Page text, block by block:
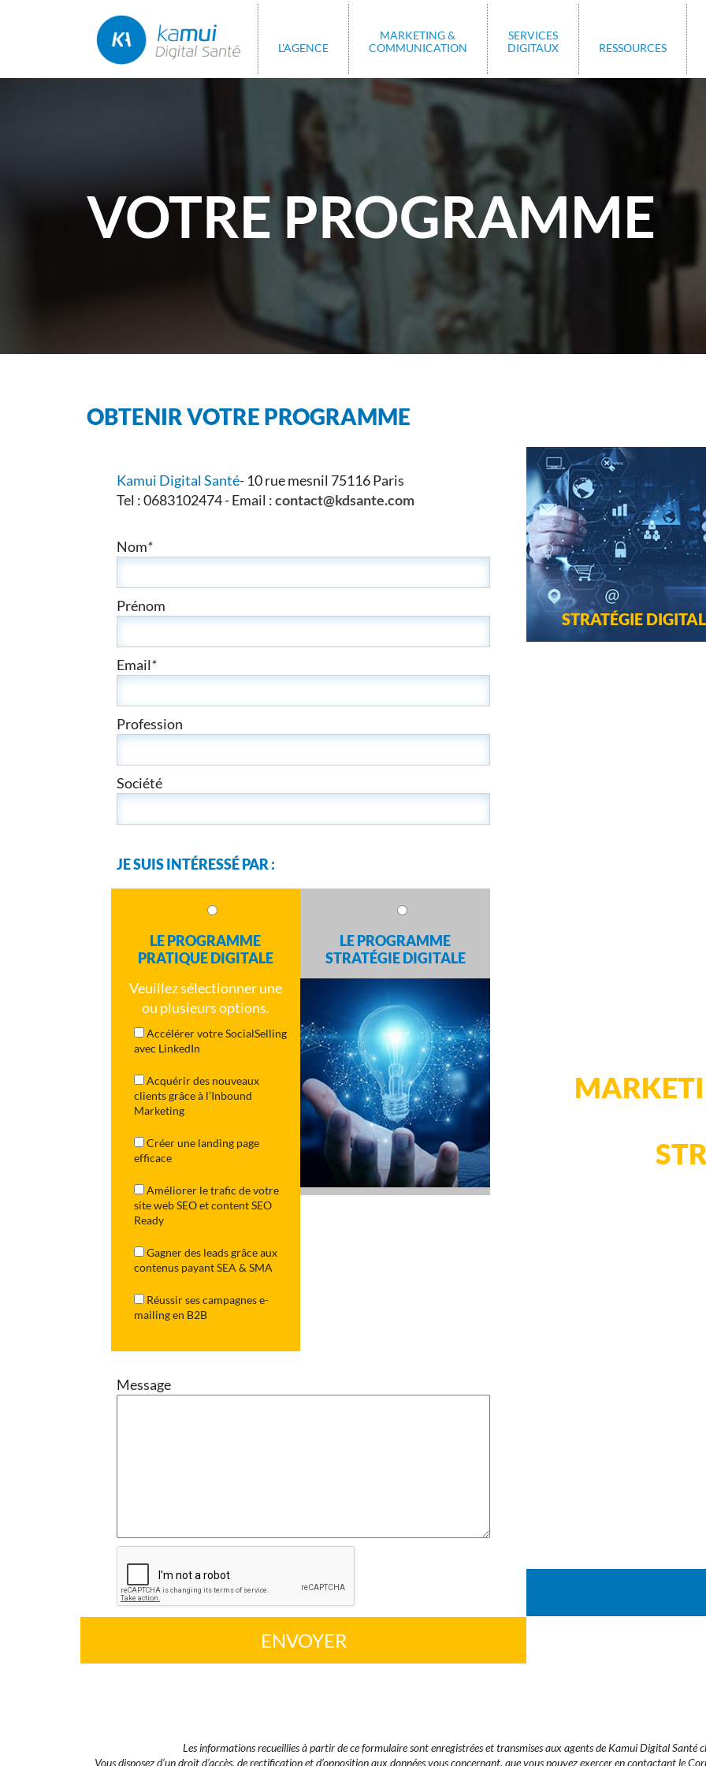
L'AGENCE
MARKETING &
COMMUNICATION
SERVICES
DIGITAUX
RESSOURCES
VOTRE PROGRAMME
OBTENIR VOTRE PROGRAMME
Kamui Digital Santé- 10 rue mesnil 75116 Paris
Tel : 0683102474 - Email :contact@kdsante.com
Nom*
Prénom
Email*
Profession
Société
JE SUIS INTÉRESSÉ PAR :
LE PROGRAMME
PRATIQUE DIGITALE
Veuillez sélectionner une
ou plusieurs options.
Accélérer votre SocialSelling
avec LinkedIn
Acquérir des nouveaux
clients grâce à l’Inbound
Marketing
Créer une landing page
efficace
Améliorer le trafic de votre
site web SEO et content SEO
Ready
Gagner des leads grâce aux
contenus payant SEA & SMA
Réussir ses campagnes e-
mailing en B2B
LE PROGRAMME
STRATÉGIE DIGITALE
Message
STRATÉGIE
VOTRE
Les informations recueillies à partir de ce formulaire sont enregistrées et transmises aux agents de Kamui Digital Santé
Vous disposez d’un droit d’accès, de rectification et d’opposition aux données vous concernant, que vous pouvez exercer en contactant le